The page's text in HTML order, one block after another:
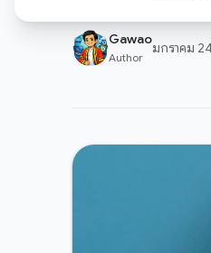
Gawao
Author
มกราคม